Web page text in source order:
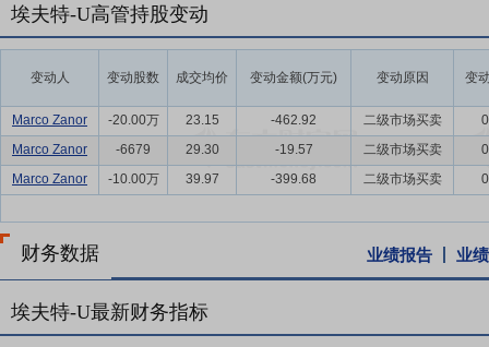
埃夫特-U高管持股变动
变动人 变动股数 成交均价 变动金额(万元) 变动原因 变
Marco Zanor -20.00万 23.15 -462.92 二级市场买卖
Marco Zanor
-6679 29.30 -19.57 二级市场买卖
Marco Zanor
-10.00万 39.97 -399.68 二级市场买卖
财务数据 业绩报告 业
埃夫特-U最新财务指标